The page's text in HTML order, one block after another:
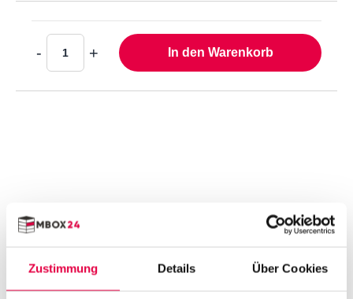
Zustimmung Details Über Cookies
Magnetschild
- + In den Warenkorb